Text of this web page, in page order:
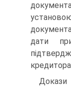
дати